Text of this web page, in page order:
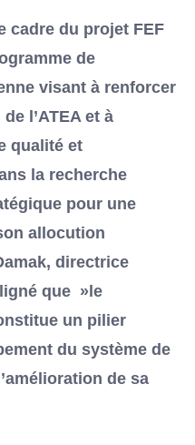
cadre du projet FEF
de
visant à renforcer
l’ATEA et à
qualité et
la recherche
pour une
allocution
directrice
que »le
un pilier
du système de
de sa